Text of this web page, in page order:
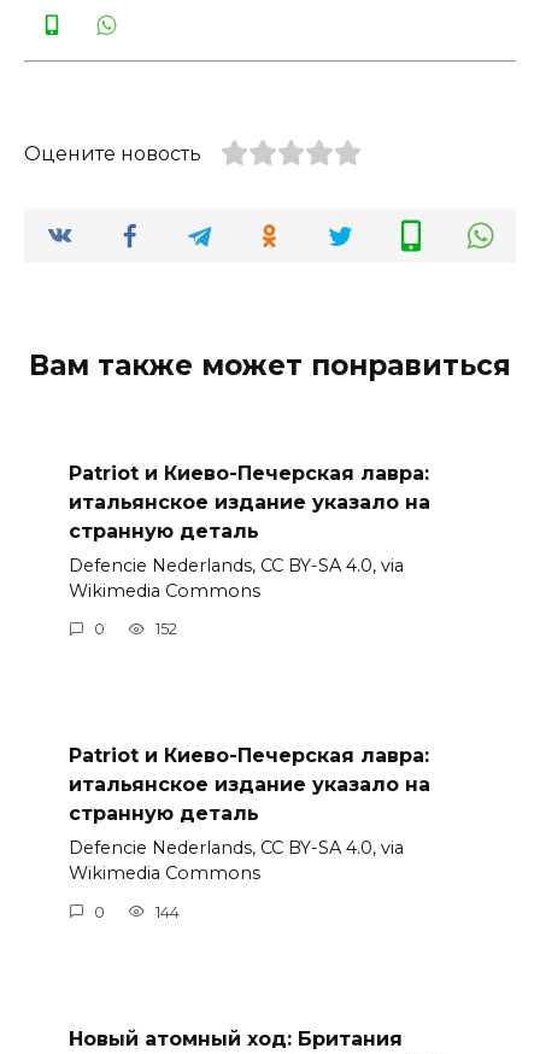
Оцените новость
Вам также может понравиться
Patriot и Киево-Печерская лавра:
итальянское издание указало на
странную деталь
Defencie Nederlands, CC BY-SA 4.0, via
Wikimedia Commons
0 152
Patriot и Киево-Печерская лавра:
итальянское издание указало на
странную деталь
Defencie Nederlands, CC BY-SA 4.0, via
Wikimedia Commons
0 144
Новый атомный ход: Британия